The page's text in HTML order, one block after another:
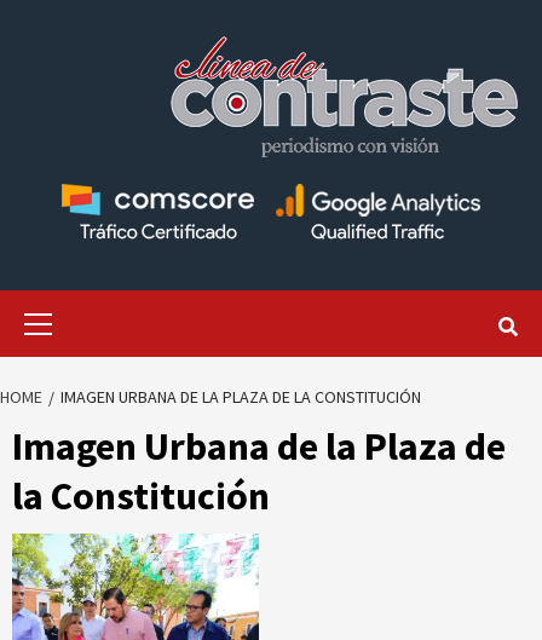
HOME IMAGEN URBANA DE LA PLAZA DE LA CONSTITUCIÓN
Imagen Urbana de la Plaza de
la Constitución